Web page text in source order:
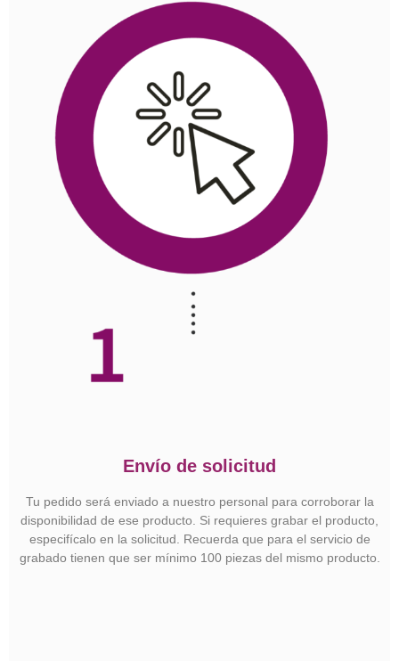
Envío de solicitud
Tu pedido será enviado a nuestro personal para corroborar la
disponibilidad de ese producto. Si requieres grabar el producto,
especifícalo en la solicitud. Recuerda que para el servicio de
grabado tienen que ser mínimo 100 piezas del mismo producto.